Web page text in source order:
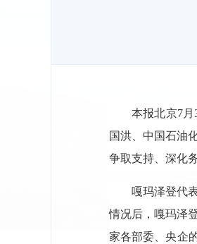
本报北京7
国洪、中国石油
争取支持、深化
嘎玛泽登代
情况后，嘎玛泽
家各部委、央企